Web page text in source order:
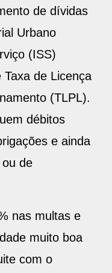
de dívidas
Urbano
(ISS)
de Licença
(TLPL).
débitos
e ainda
de
nas multas e
muito boa
com o